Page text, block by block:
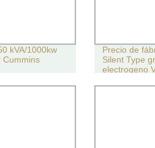
kVA/1000kw
Cummins
Precio de
Silent Type
electrogeno
150kVA